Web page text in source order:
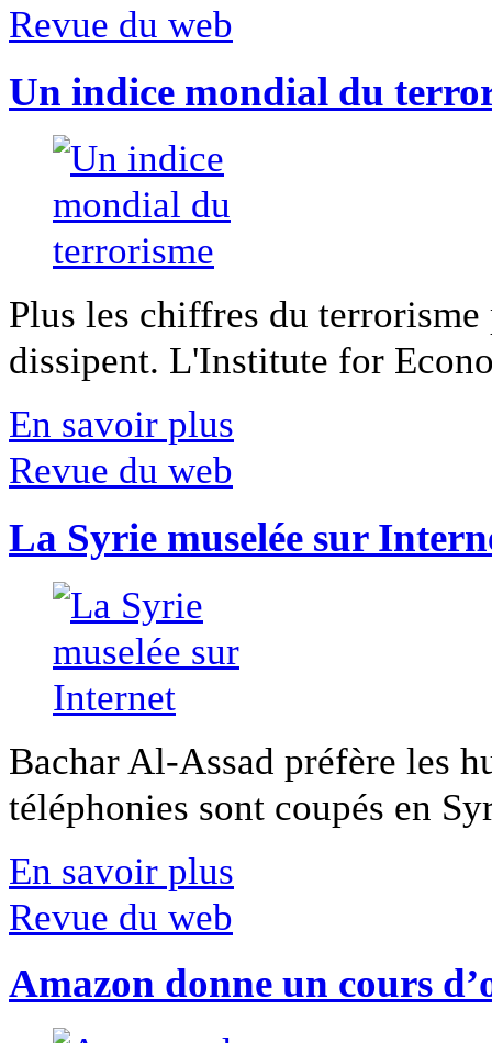
Revue du web
Un indice mondial du
Plus les chiffres du
dissipent. L'Institute for
En savoir plus
Revue du web
La Syrie muselée sur
Bachar Al-Assad préfère les
téléphonies sont coupés en
En savoir plus
Revue du web
Amazon donne un cours